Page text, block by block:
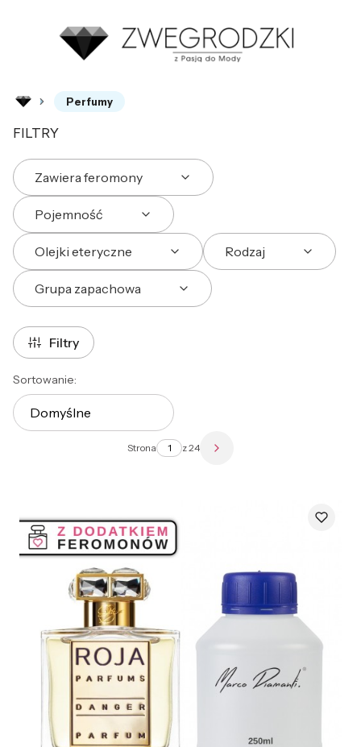
Perfumy
FILTRY
Zawiera feromony
Pojemność
Olejki eteryczne Rodzaj
Grupa zapachowa
Koniec filtrów
Filtry
Lista produktów
Sortowanie:
Domyślne
Strona z 24 Następne produkty